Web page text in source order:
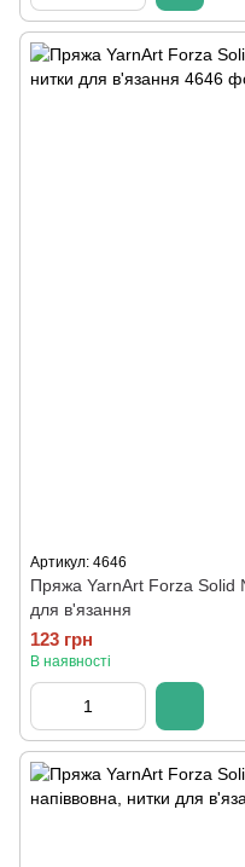
Артикул: 4646
Пряжа YarnArt Forza Solid
для в'язання
123 грн
В наявності